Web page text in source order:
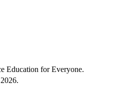
Education for Everyone.